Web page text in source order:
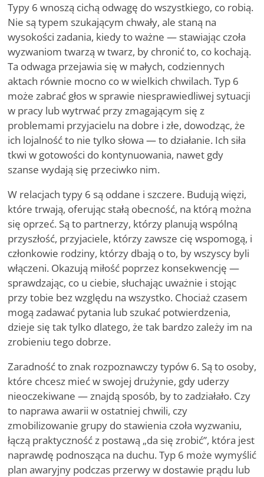
Typy 6 wnoszą cichą odwagę do wszystkiego, co robią.
Nie są typem szukającym chwały, ale staną na
wysokości zadania, kiedy to ważne — stawiając czoła
wyzwaniom twarzą w twarz, by chronić to, co kochają.
Ta odwaga przejawia się w małych, codziennych
aktach równie mocno co w wielkich chwilach. Typ 6
może zabrać głos w sprawie niesprawiedliwej sytuacji
w pracy lub wytrwać przy zmagającym się z
problemami przyjacielu na dobre i złe, dowodząc, że
ich lojalność to nie tylko słowa — to działanie. Ich siła
tkwi w gotowości do kontynuowania, nawet gdy
szanse wydają się przeciwko nim.
W relacjach typy 6 są oddane i szczere. Budują więzi,
które trwają, oferując stałą obecność, na którą można
się oprzeć. Są to partnerzy, którzy planują wspólną
przyszłość, przyjaciele, którzy zawsze cię wspomogą, i
członkowie rodziny, którzy dbają o to, by wszyscy byli
włączeni. Okazują miłość poprzez konsekwencję —
sprawdzając, co u ciebie, słuchając uważnie i stojąc
przy tobie bez względu na wszystko. Chociaż czasem
mogą zadawać pytania lub szukać potwierdzenia,
dzieje się tak tylko dlatego, że tak bardzo zależy im na
zrobieniu tego dobrze.
Zaradność to znak rozpoznawczy typów 6. Są to osoby,
które chcesz mieć w swojej drużynie, gdy uderzy
nieoczekiwane — znajdą sposób, by to zadziałało. Czy
to naprawa awarii w ostatniej chwili, czy
zmobilizowanie grupy do stawienia czoła wyzwaniu,
łączą praktyczność z postawą „da się zrobić”, która jest
naprawdę podnosząca na duchu. Typ 6 może wymyślić
plan awaryjny podczas przerwy w dostawie prądu lub